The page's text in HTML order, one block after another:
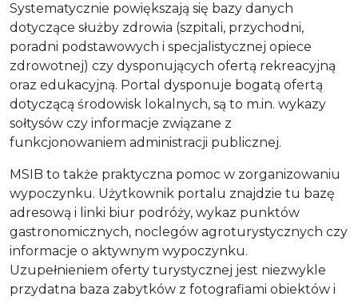
Systematycznie powiększają się bazy danych
dotyczące służby zdrowia (szpitali, przychodni,
poradni podstawowych i specjalistycznej opiece
zdrowotnej) czy dysponujących ofertą rekreacyjną
oraz edukacyjną. Portal dysponuje bogatą ofertą
dotyczącą środowisk lokalnych, są to m.in. wykazy
sołtysów czy informacje związane z
funkcjonowaniem administracji publicznej.
MSIB to także praktyczna pomoc w zorganizowaniu
wypoczynku. Użytkownik portalu znajdzie tu bazę
adresową i linki biur podróży, wykaz punktów
gastronomicznych, noclegów agroturystycznych czy
informacje o aktywnym wypoczynku.
Uzupełnieniem oferty turystycznej jest niezwykle
przydatna baza zabytków z fotografiami obiektów i